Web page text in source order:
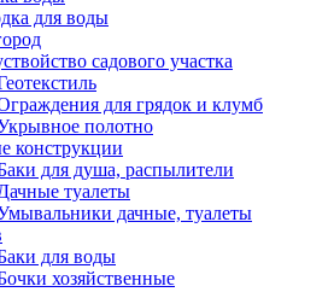
для воды
садового участка
для грядок и клумб
полотно
конструкции
для душа, распылители
туалеты
дачные, туалеты
для воды
хозяйственные